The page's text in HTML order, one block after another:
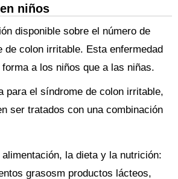
niños
disponible sobre el número de
de colon irritable. Esta enfermedad
a los niños que a las niñas.
para el síndrome de colon irritable,
ser tratados con una combinación
la dieta y la nutrición:
grasosm productos lácteos,